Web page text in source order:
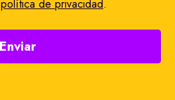
política de privacidad.